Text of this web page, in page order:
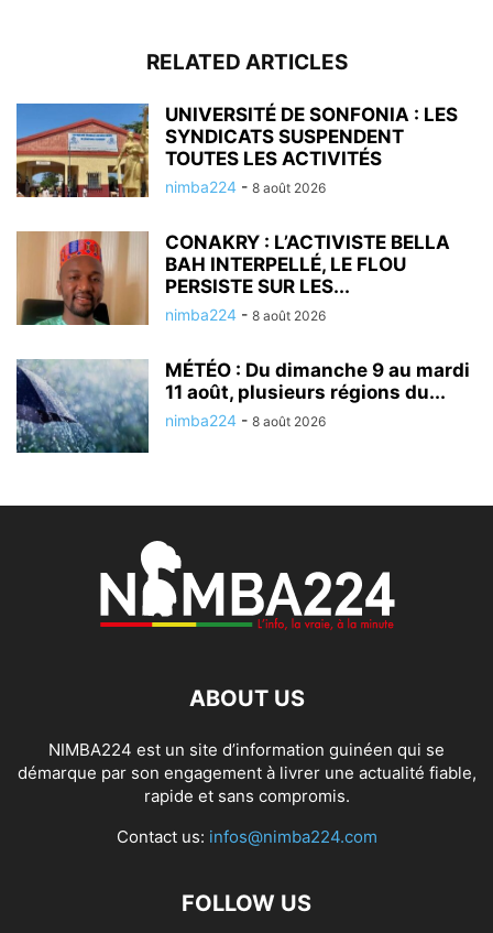
RELATED ARTICLES
UNIVERSITÉ DE SONFONIA : LES
SYNDICATS SUSPENDENT
TOUTES LES ACTIVITÉS
nimba224 - 8 août 2026
CONAKRY : L’ACTIVISTE BELLA
BAH INTERPELLÉ, LE FLOU
PERSISTE SUR LES...
nimba224 - 8 août 2026
MÉTÉO : Du dimanche 9 au mardi
11 août, plusieurs régions du...
nimba224 - 8 août 2026
ABOUT US
NIMBA224 est un site d’information guinéen qui se
démarque par son engagement à livrer une actualité fiable,
rapide et sans compromis.
Contact us: infos@nimba224.com
FOLLOW US